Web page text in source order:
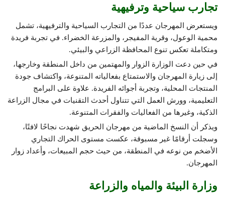
تجارب سياحية وترفيهية
ويستعرض المهرجان عددًا من التجارب السياحية والترفيهية، تشمل
محمية الوعول، وقرية المفيجر، والمزرعة الخضراء. في تجربة فريدة
ومتكاملة تعكس تنوع المحافظة الزراعي والبيئي.
في حين دعت الوزارة الزوار والمهتمين من داخل المنطقة وخارجها،
إلى زيارة المهرجان والاستمتاع بفعالياته المتنوعة، واكتشاف جودة
المنتجات المحلية، وتجربة أجوائه الفريدة. علاوة على البرامج
التعليمية، وورش العمل التي تتناول أحدث التقنيات في مجال الزراعة
الذكية، وغيرها من الفعاليات والفقرات المتنوعة.
ويذكر أن النسخ الماضية من مهرجان الحريق شهدت نجاحًا لافتًا،
وسجلت أرقامًا غير مسبوقة، عكست مستوى الحراك التجاري
الأضخم من نوعه في المنطقة، من حيث حجم المبيعات، وأعداد زوار
المهرجان.
وزارة البيئة والمياه والزراعة